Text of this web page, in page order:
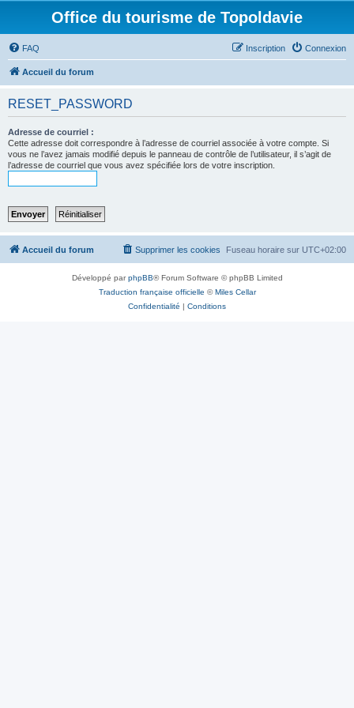
Office du tourisme de Topoldavie
FAQ Connexion
Inscription
Accueil du forum
RESET_PASSWORD
Adresse de courriel :
Cette adresse doit correspondre à l’adresse de courriel associée à votre compte. Si
vous ne l’avez jamais modifié depuis le panneau de contrôle de l’utilisateur, il s’agit de
l’adresse de courriel que vous avez spécifiée lors de votre inscription.
Accueil du forum Fuseau horaire sur UTC+02:00
Supprimer les cookies
Développé parphpBB® Forum Software © phpBB Limited
Traduction française officielle ©Miles Cellar
Confidentialité | Conditions